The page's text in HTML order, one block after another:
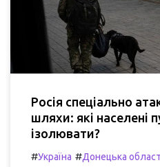
Росія спеціально
шляхи: які населені
ізолювати?
#Україна #Донецька